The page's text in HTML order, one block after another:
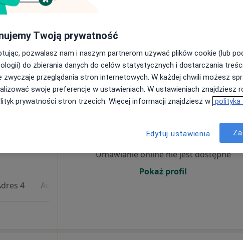
naczyniowa,
Instytut Gruźlicy i Chorób Płuc Oddział Terenowy im. Jana i Ireny Rudników, ul. Prof. Jana Rudnika 3B, Rabka-Zdrój • Mapa
4 Adres 5
Wt,
Umawianie online nie jest dostępne
Pokaż profil
Twoją prywatność
pozwalasz nam i naszym partnerom używać plików cookie (lub
do zbierania danych do celów statystycznych i dostarczania
zwyczaje przeglądania stron internetowych. W każdej chwili możesz
swoje preferencje w ustawieniach. W ustawieniach znajdziesz
prywatności stron trzecich. Więcej informacji znajdziesz w polityka
Edytuj ustawienia